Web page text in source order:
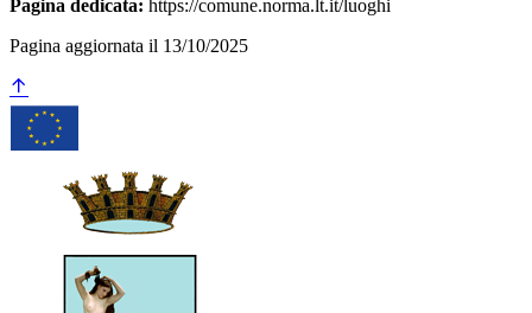
Pagina dedicata: https://comune.norma.lt.it/luoghi
Pagina aggiornata il 13/10/2025